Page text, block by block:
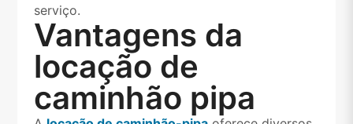
serviço.
Vantagens da
locação de
caminhão pipa